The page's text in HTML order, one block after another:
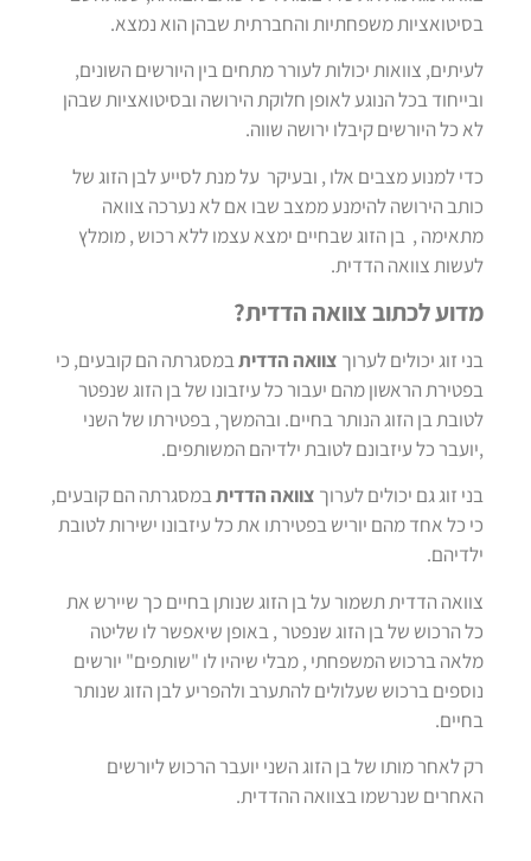
לאפס
את
האפשרויות
cached
הצהרת נגישות
בסיטואציות משפחתיות והחברתית שבהן הוא נמצא.
לעיתים, צוואות יכולות לעורר מתחים בין היורשים השונים,
ובייחוד בכל הנוגע לאופן חלוקת הירושה ובסיטואציות שבהן
לא כל היורשים קיבלו ירושה שווה.
כדי למנוע מצבים אלו , ובעיקר על מנת לסייע לבן הזוג של
כותב הירושה להימנע ממצב שבו אם לא נערכה צוואה
מתאימה , בן הזוג שבחיים ימצא עצמו ללא רכוש , מומלץ
לעשות צוואה הדדית.
מדוע לכתוב צוואה הדדית?
בני זוג יכולים לערוך צוואה הדדיתבמסגרתה הם קובעים, כי
בפטירת הראשון מהם יעבור כל עיזבונו של בן הזוג שנפטר
לטובת בן הזוג הנותר בחיים. ובהמשך, בפטירתו של השני
,יועבר כל עיזבונם לטובת ילדיהם המשותפים.
בני זוג גם יכולים לערוך צוואה הדדיתבמסגרתה הם קובעים,
כי כל אחד מהם יוריש בפטירתו את כל עיזבונו ישירות לטובת
ילדיהם.
צוואה הדדית תשמור על בן הזוג שנותן בחיים כך שיירש את
כל הרכוש של בן הזוג שנפטר , באופן שיאפשר לו שליטה
מלאה ברכוש המשפחתי , מבלי שיהיו לו "שותפים" יורשים
נוספים ברכוש שעלולים להתערב ולהפריע לבן הזוג שנותר
בחיים.
רק לאחר מותו של בן הזוג השני יועבר הרכוש ליורשים
האחרים שנרשמו בצוואה ההדדית.